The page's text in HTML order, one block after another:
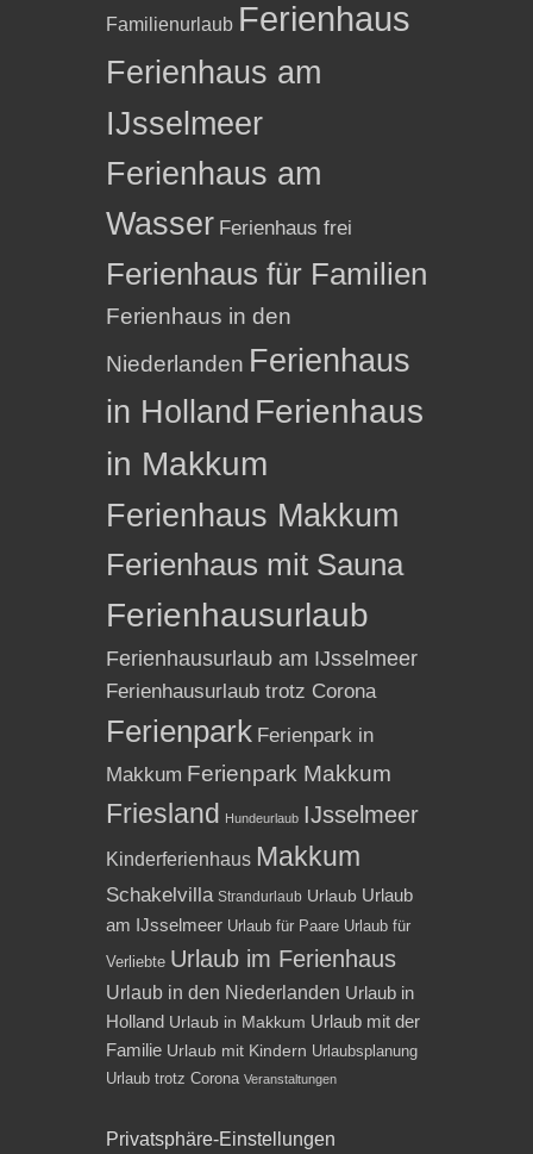
Familienurlaub Ferienhaus
Ferienhaus am
IJsselmeer
Ferienhaus am
Wasser Ferienhaus frei
Ferienhaus für Familien
Ferienhaus in den
Niederlanden Ferienhaus
in Holland Ferienhaus
in Makkum
Ferienhaus Makkum
Ferienhaus mit Sauna
Ferienhausurlaub
Ferienhausurlaub am IJsselmeer
Ferienhausurlaub trotz Corona
Ferienpark Ferienpark in
Makkum Ferienpark Makkum
Friesland Hundeurlaub IJsselmeer
Kinderferienhaus Makkum
Schakelvilla Strandurlaub Urlaub Urlaub
am IJsselmeer Urlaub für Paare Urlaub für
Verliebte Urlaub im Ferienhaus
Urlaub in den Niederlanden Urlaub in
Holland Urlaub in Makkum Urlaub mit der
Familie Urlaub mit Kindern Urlaubsplanung
Urlaub trotz Corona Veranstaltungen
Privatsphäre-Einstellungen